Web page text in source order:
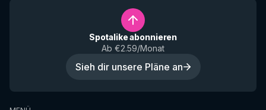
Spotalike abonnieren
Ab €2.59/Monat
Sieh dir unsere Pläne an